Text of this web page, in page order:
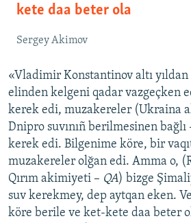
kete daa beter ola
Sergey Akimov
«Vladimir Konstantinov altı
elinden kelgeni qadar vazgeçken
kerek edi, muzakereler (Ukraina
Dnipro suvınıñ berilmesinen bağlı
kerek edi. Bilgenime köre, bir
muzakereler olğan edi. Amma o,
Qırım akimiyeti – QA) bizge
suv kerekmey, dep aytqan eken.
köre berile ve ket-kete daa beter